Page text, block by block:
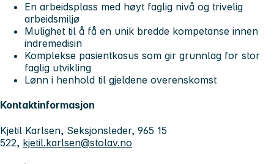
En arbeidsplass med høyt faglig nivå og trivelig
arbeidsmiljø
Mulighet til å få en unik bredde kompetanse innen
indremedisin
Komplekse pasientkasus som gir grunnlag for stor
faglig utvikling
Lønn i henhold til gjeldene overenskomst
Kontaktinformasjon
Kjetil Karlsen, Seksjonsleder, 965 15
522, kjetil.karlsen@stolav.no